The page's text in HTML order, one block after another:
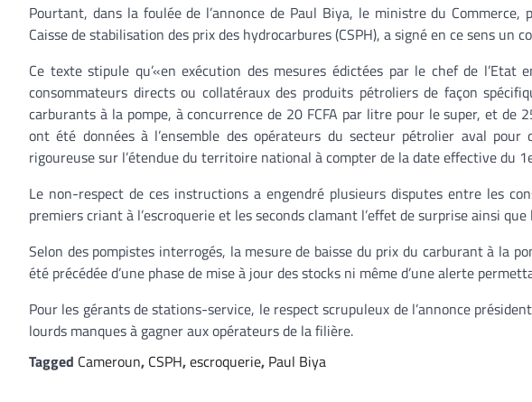
Pourtant, dans la foulée de l’annonce de Paul Biya, le ministre du
Caisse de stabilisation des prix des hydrocarbures (CSPH), a signé en ce sens un
Ce texte stipule qu’«en exécution des mesures édictées par le chef de
consommateurs directs ou collatéraux des produits pétroliers de façon
carburants à la pompe, à concurrence de 20 FCFA par litre pour le super, et de
ont été données à l’ensemble des opérateurs du secteur pétrolier aval
rigoureuse sur l’étendue du territoire national à compter de la date effective du
Le non-respect de ces instructions a engendré plusieurs disputes entre les
premiers criant à l’escroquerie et les seconds clamant l’effet de surprise ainsi
Selon des pompistes interrogés, la mesure de baisse du prix du carburant à la
été précédée d’une phase de mise à jour des stocks ni même d’une alerte
Pour les gérants de stations-service, le respect scrupuleux de l’annonce
lourds manques à gagner aux opérateurs de la filière.
Tagged Cameroun, CSPH,escroquerie, Paul Biya